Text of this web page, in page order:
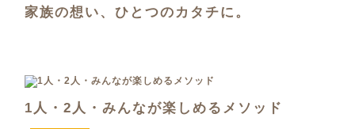
家族の想い、ひとつのカタチに。
1人・2人・みんなが楽しめるメソッド